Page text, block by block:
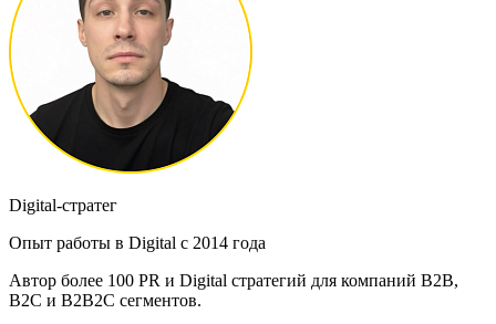
Digital-стратег
Опыт работы в Digital с 2014 года
Автор более 100 PR и Digital стратегий для компаний B2B,
B2C и B2B2C сегментов.